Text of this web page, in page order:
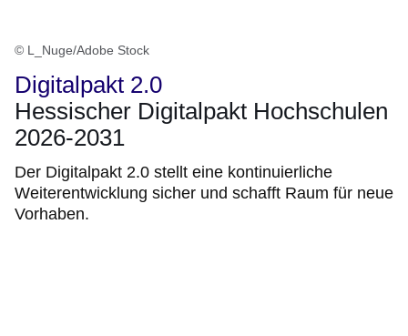
© L_Nuge/Adobe Stock
Digitalpakt 2.0
Hessischer Digitalpakt Hochschulen
2026-2031
Der Digitalpakt 2.0 stellt eine kontinuierliche
Weiterentwicklung sicher und schafft Raum für neue
Vorhaben.